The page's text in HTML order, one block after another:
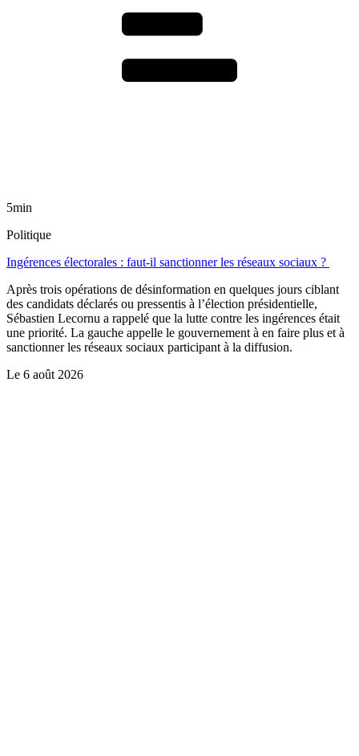
5min
Politique
Ingérences électorales : faut-il sanctionner les réseaux sociaux ?
Après trois opérations de désinformation en quelques jours ciblant
des candidats déclarés ou pressentis à l’élection présidentielle,
Sébastien Lecornu a rappelé que la lutte contre les ingérences était
une priorité. La gauche appelle le gouvernement à en faire plus et à
sanctionner les réseaux sociaux participant à la diffusion.
Le 6 août 2026